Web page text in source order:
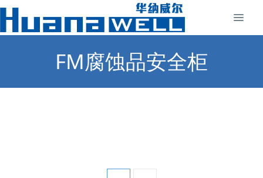
FM腐蚀品安全柜